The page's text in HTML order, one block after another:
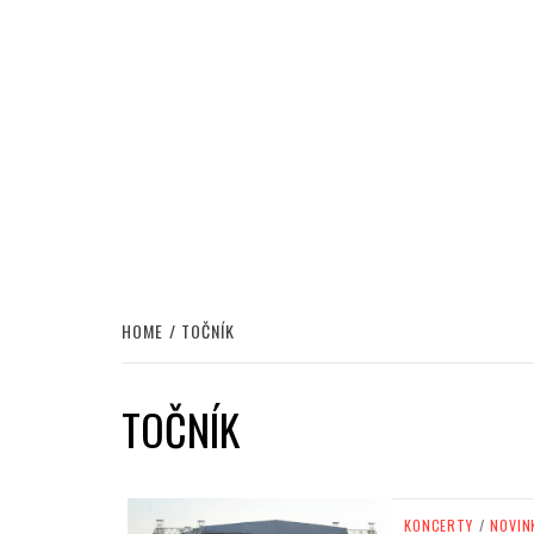
HOME TOČNÍK
TOČNÍK
KONCERTY /